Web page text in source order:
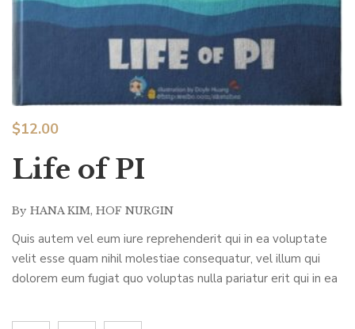
Life of PI
$12.00
By HANA KIM, HOF NURGIN
Quis autem vel eum iure reprehenderit qui in ea voluptate
velit esse quam nihil molestiae consequatur, vel illum qui
dolorem eum fugiat quo voluptas nulla pariatur erit qui in ea